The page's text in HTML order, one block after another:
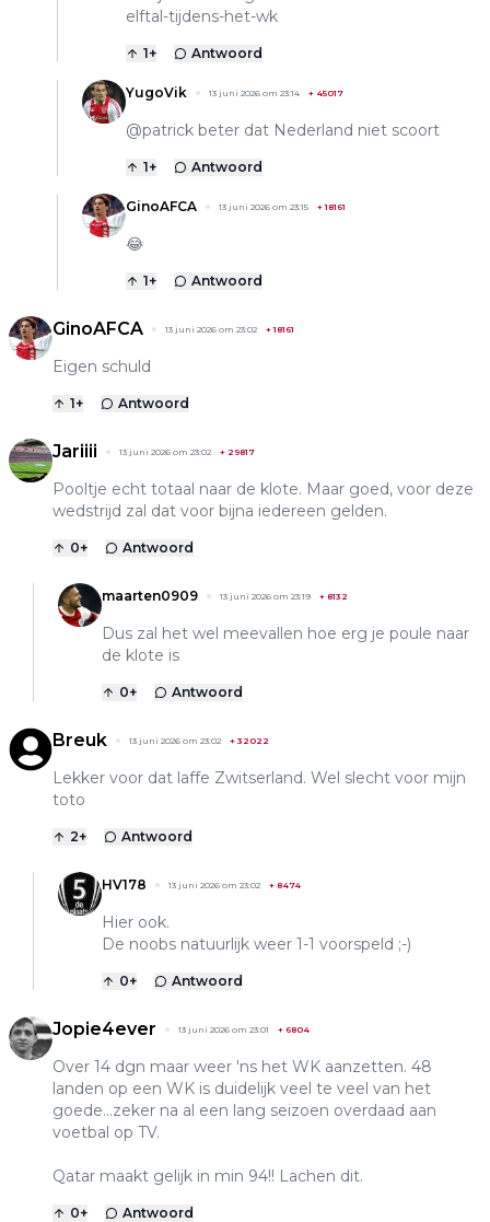
elftal-tijdens-het-wk
1+ Antwoord
YugoVik 13 juni 2026 om 23:14 + 45017
@patrick beter dat Nederland niet scoort
1+ Antwoord
GinoAFCA 13 juni 2026 om 23:15 +18161
😂
1+ Antwoord
GinoAFCA 13 juni 2026 om 23:02 +18161
Eigen schuld
1+ Antwoord
Jariiii 13 juni 2026 om 23:02 + 29817
Pooltje echt totaal naar de klote. Maar goed, voor deze
wedstrijd zal dat voor bijna iedereen gelden.
0+ Antwoord
maarten0909 13 juni 2026 om 23:19 + 8132
Dus zal het wel meevallen hoe erg je poule naar
de klote is
0+ Antwoord
Breuk 13 juni 2026 om 23:02 + 32022
Lekker voor dat laffe Zwitserland. Wel slecht voor mijn
toto
2+ Antwoord
HV178 13 juni 2026 om 23:02 + 8474
Hier ook.
De noobs natuurlijk weer 1-1 voorspeld ;-)
0+ Antwoord
Jopie4ever 13 juni 2026 om 23:01 + 6804
Over 14 dgn maar weer 'ns het WK aanzetten. 48
landen op een WK is duidelijk veel te veel van het
goede...zeker na al een lang seizoen overdaad aan
voetbal op TV.
Qatar maakt gelijk in min 94!! Lachen dit.
0+ Antwoord